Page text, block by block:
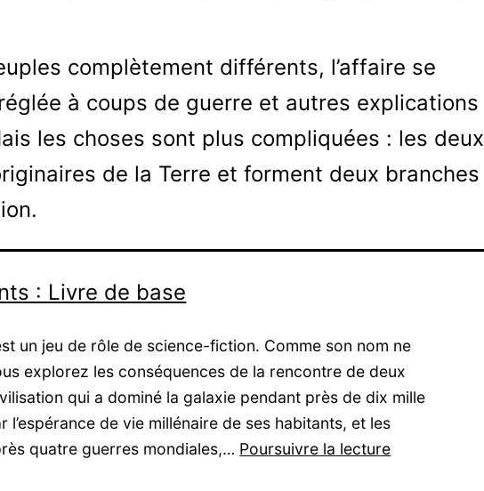
complètement différents, l’affaire se
à coups de guerre et autres explications
les choses sont plus compliquées : les deux
de la Terre et forment deux branches
: Livre de base
un jeu de rôle de science-fiction. Comme son nom ne
explorez les conséquences de la rencontre de deux
qui a dominé la galaxie pendant près de dix mille
l’espérance de vie millénaire de ses habitants, et les
quatre guerres mondiales,… Poursuivre la lectureTigres